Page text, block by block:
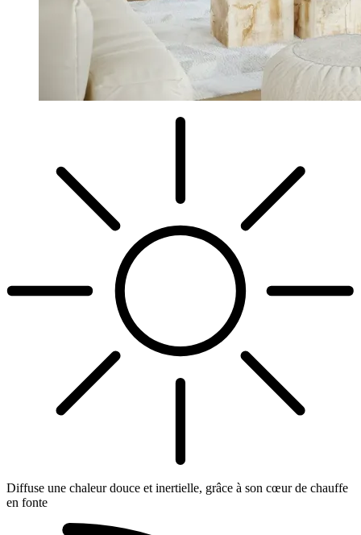
Diffuse une chaleur douce et inertielle, grâce à son cœur de chauffe
en fonte